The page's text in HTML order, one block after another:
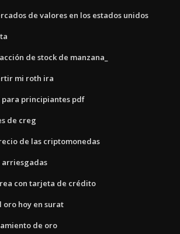
de valores en los estados unidos
de stock de manzana_
mi roth ira
principiantes pdf
de creg
de las criptomonedas
arriesgadas
con tarjeta de crédito
oro hoy en surat
de oro